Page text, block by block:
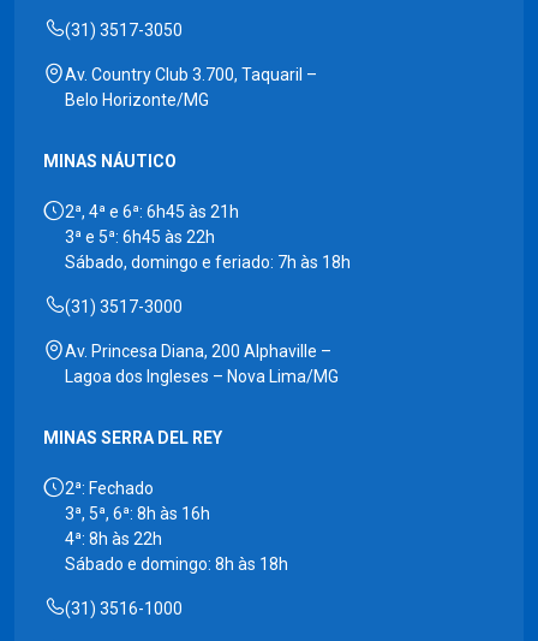
(31) 3517-3050
Av. Country Club 3.700, Taquaril –
Belo Horizonte/MG
MINAS NÁUTICO
2ª, 4ª e 6ª: 6h45 às 21h
3ª e 5ª: 6h45 às 22h
Sábado, domingo e feriado: 7h às 18h
(31) 3517-3000
Av. Princesa Diana, 200 Alphaville –
Lagoa dos Ingleses – Nova Lima/MG
MINAS SERRA DEL REY
2ª: Fechado
3ª, 5ª, 6ª: 8h às 16h
4ª: 8h às 22h
Sábado e domingo: 8h às 18h
(31) 3516-1000